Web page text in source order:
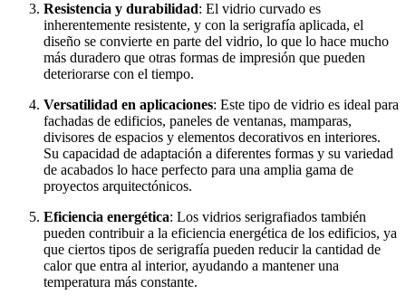
Resistencia y durabilidad: El vidrio curvado es
inherentemente resistente, y con la serigrafía aplicada, el
diseño se convierte en parte del vidrio, lo que lo hace mucho
más duradero que otras formas de impresión que pueden
deteriorarse con el tiempo.
Versatilidad en aplicaciones: Este tipo de vidrio es ideal para
fachadas de edificios, paneles de ventanas, mamparas,
divisores de espacios y elementos decorativos en interiores.
Su capacidad de adaptación a diferentes formas y su variedad
de acabados lo hace perfecto para una amplia gama de
proyectos arquitectónicos.
Eficiencia energética: Los vidrios serigrafiados también
pueden contribuir a la eficiencia energética de los edificios, ya
que ciertos tipos de serigrafía pueden reducir la cantidad de
calor que entra al interior, ayudando a mantener una
temperatura más constante.